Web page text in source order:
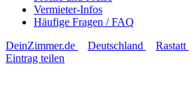
Vermieter-Infos
Häufige Fragen / FAQ
DeinZimmer.de
Deutschland Rastatt
Eintrag teilen